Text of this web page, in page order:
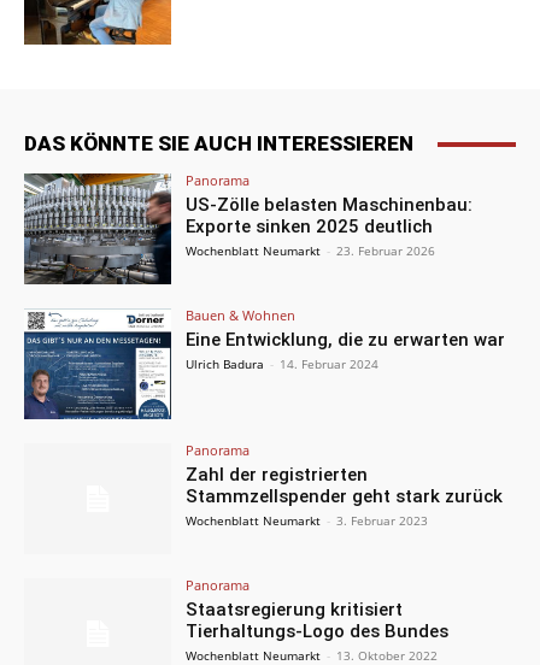
DAS KÖNNTE SIE AUCH INTERESSIEREN
Panorama
US-Zölle belasten Maschinenbau:
Exporte sinken 2025 deutlich
Wochenblatt Neumarkt - 23. Februar 2026
Bauen & Wohnen
Eine Entwicklung, die zu erwarten war
Ulrich Badura - 14. Februar 2024
Panorama
Zahl der registrierten
Stammzellspender geht stark zurück
Wochenblatt Neumarkt - 3. Februar 2023
Panorama
Staatsregierung kritisiert
Tierhaltungs-Logo des Bundes
Wochenblatt Neumarkt - 13. Oktober 2022